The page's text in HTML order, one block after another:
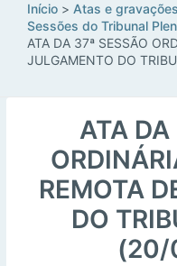
Início
Atas e
Sessões do Tribunal
ATA DA 37ª SESSÃO
JULGAMENTO DO
ATA DA
REMOTA
DO
(20/